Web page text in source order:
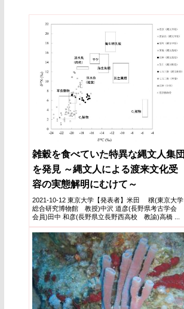
雑穀を食べていた特異な縄文人集団
を発見 ～縄文人による渡来文化受
容の実態解明にむけて～
2021-10-12 東京大学【発表者】米田 穣(東京大学
総合研究博物館 教授)中沢 道彦(長野県考古学会
会員)田中 和彦(長野県立長野西高校 教諭)高橋 ...